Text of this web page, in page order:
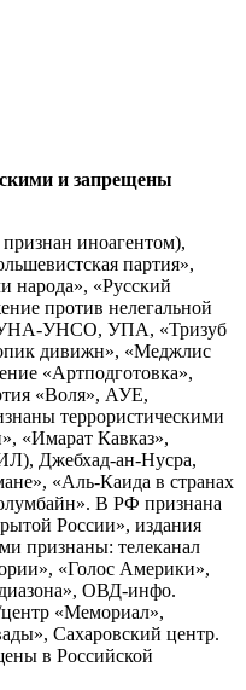
и запрещены
иноагентом),
партия»,
народа», «Русский
против нелегальной
УНА-УНСО, УПА, «Тризуб
дивижн», «Меджлис
«Артподготовка»,
«Воля», АУЕ,
террористическими
«Имарат Кавказ»,
Джебхад-ан-Нусра,
«Аль-Каида в странах
В РФ признана
России», издания
признаны: телеканал
«Голос Америки»,
ОВД-инфо.
«Мемориал»,
Сахаровский центр.
в Российской